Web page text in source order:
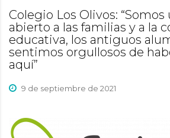
Colegio Los Olivos:
abierto a las familias y a la
educativa, los antiguos
sentimos orgullosos de
aquí”
9 de septiembre de 2021